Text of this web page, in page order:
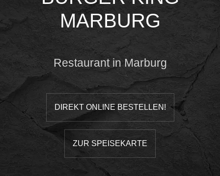
MARBURG
Restaurant in Marburg
DIREKT ONLINE BESTELLEN!
ZUR SPEISEKARTE